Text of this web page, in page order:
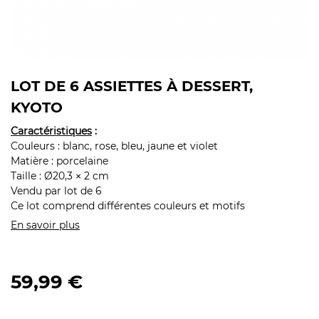
LOT DE 6 ASSIETTES À DESSERT,
KYOTO
Caractéristiques :
Couleurs : blanc, rose, bleu, jaune et violet
Matière : porcelaine
Taille : Ø20,3 × 2 cm
Vendu par lot de 6
Ce lot comprend différentes couleurs et motifs
En savoir plus
59,99 €